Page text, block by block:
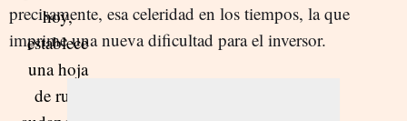
precisamente, esa celeridad en los tiempos, la que
imprime una nueva dificultad para el inversor.